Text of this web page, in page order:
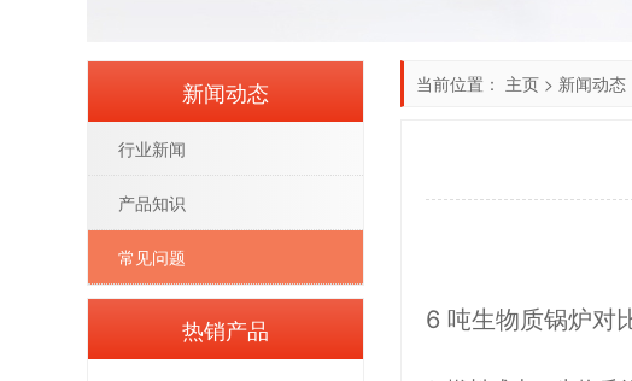
当前位置： 主页 > 新闻动态
6 吨生物质锅炉对
新闻动态
行业新闻
产品知识
常见问题
热销产品